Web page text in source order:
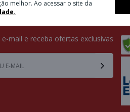
melhor. Ao acessar o site da
e-mail e receba ofertas exclusivas